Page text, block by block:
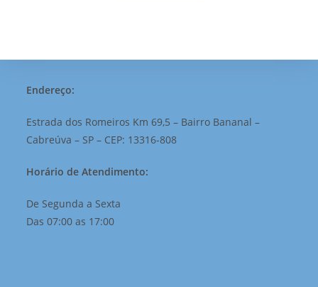
Endereço:
Estrada dos Romeiros Km 69,5 – Bairro Bananal –
Cabreúva – SP – CEP: 13316-808
Horário de Atendimento:
De Segunda a Sexta
Das 07:00 as 17:00